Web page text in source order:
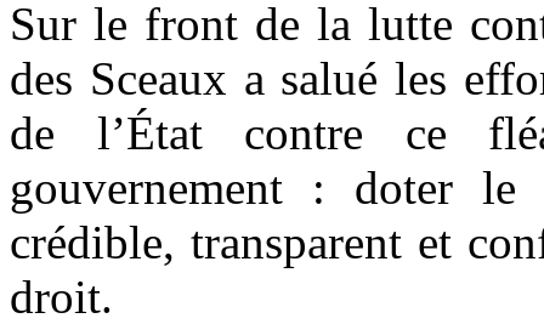
Sur le front de la lutte
des Sceaux a salué les
de l’État contre ce
gouvernement : doter le
crédible, transparent et
droit.